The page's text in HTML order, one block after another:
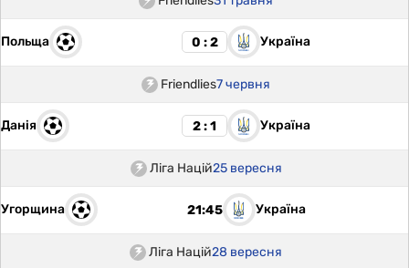
Польща 0 : 2 Україна
Friendlies7 червня
Данія 2 : 1 Україна
Ліга Націй25 вересня
Угорщина 21:45 Україна
Ліга Націй28 вересня